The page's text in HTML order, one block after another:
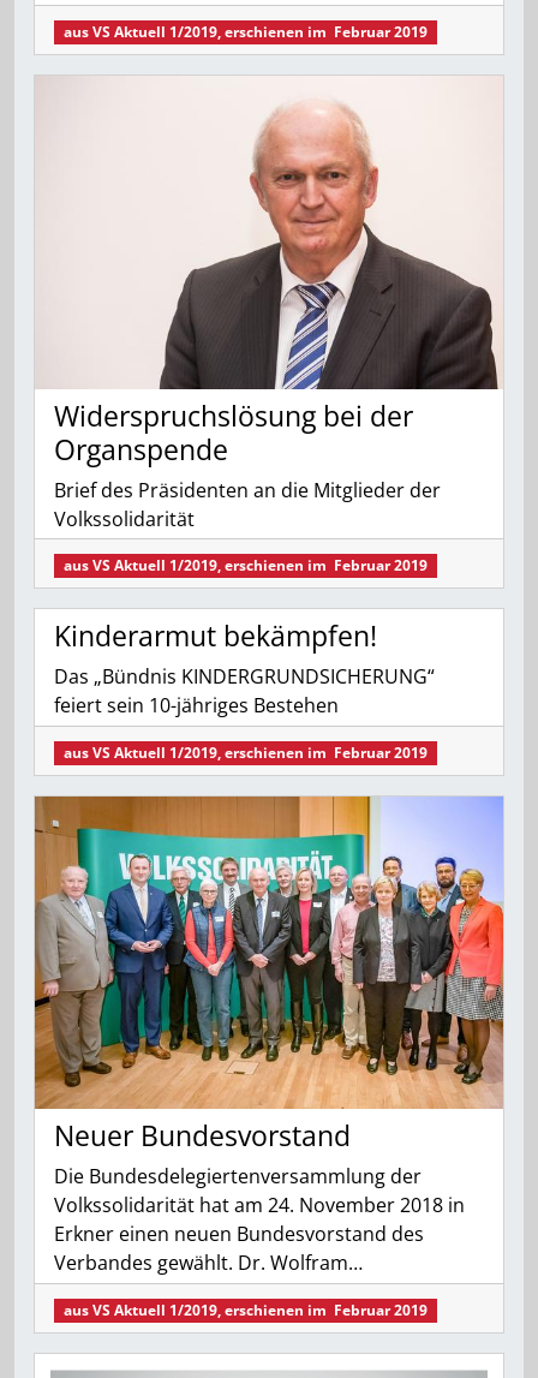
ausVS Aktuell 1/2019, erschienen im Februar 2019
Widerspruchslösung bei der
Organspende
Brief des Präsidenten an die Mitglieder der
Volkssolidarität
ausVS Aktuell 1/2019, erschienen im Februar 2019
Kinderarmut bekämpfen!
Das „Bündnis KINDERGRUNDSICHERUNG“
feiert sein 10-jähriges Bestehen
ausVS Aktuell 1/2019, erschienen im Februar 2019
Neuer Bundesvorstand
Die Bundesdelegiertenversammlung der
Volkssolidarität hat am 24. November 2018 in
Erkner einen neuen Bundesvorstand des
Verbandes gewählt. Dr. Wolfram…
ausVS Aktuell 1/2019, erschienen im Februar 2019